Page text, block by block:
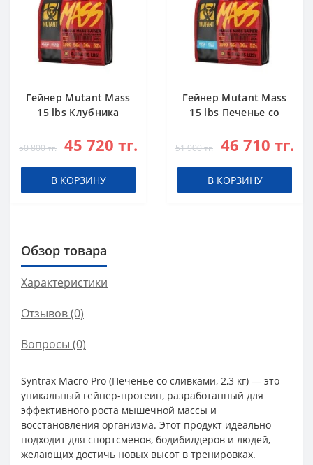
Гейнер Mutant Mass
15 lbs Клубника
50 800 тг. 45 720 тг.
В КОРЗИНУ
Гейнер Mutant Mass
15 lbs Печенье со
51 900 тг. 46 710 тг.
В КОРЗИНУ
Обзор товара
Характеристики
Отзывов (0)
Вопросы (0)
Syntrax Macro Pro (Печенье со сливками, 2,3 кг) — это
уникальный гейнер-протеин, разработанный для
эффективного роста мышечной массы и
восстановления организма. Этот продукт идеально
подходит для спортсменов, бодибилдеров и людей,
желающих достичь новых высот в тренировках.